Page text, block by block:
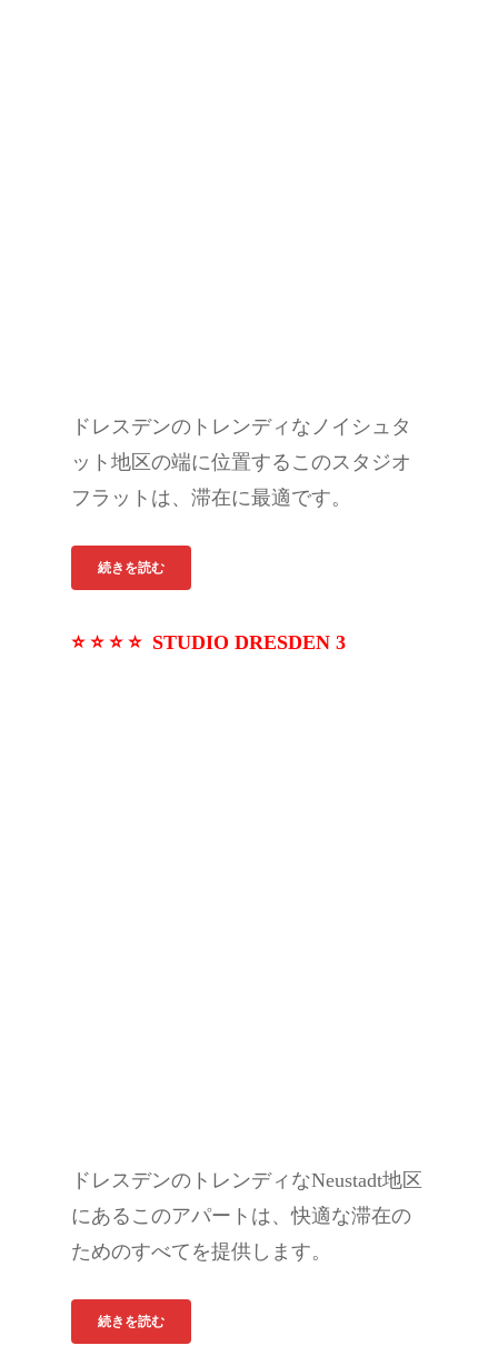
ドレスデンのトレンディなノイシュタ
ット地区の端に位置するこのスタジオ
フラットは、滞在に最適です。
続きを読む
⭐ ⭐ ⭐ ⭐ STUDIODRESDEN 3
ドレスデンのトレンディなNeustadt地区
にあるこのアパートは、快適な滞在の
ためのすべてを提供します。
続きを読む